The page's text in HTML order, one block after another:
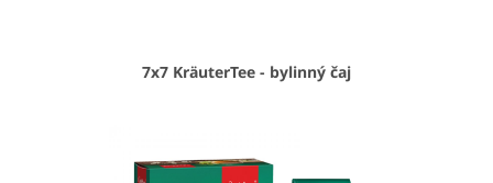
7x7 KräuterTee - bylinný čaj